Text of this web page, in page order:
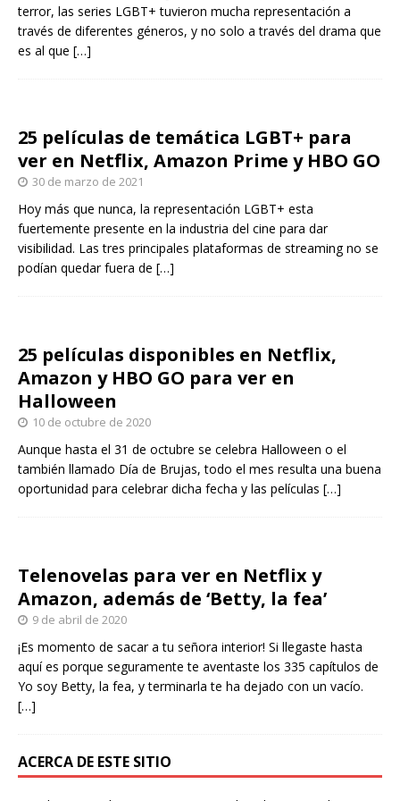
terror, las series LGBT+ tuvieron mucha representación a
través de diferentes géneros, y no solo a través del drama que
es al que […]
25 películas de temática LGBT+ para
ver en Netflix, Amazon Prime y HBO GO
30 de marzo de 2021
Hoy más que nunca, la representación LGBT+ esta
fuertemente presente en la industria del cine para dar
visibilidad. Las tres principales plataformas de streaming no se
podían quedar fuera de […]
25 películas disponibles en Netflix,
Amazon y HBO GO para ver en
Halloween
10 de octubre de 2020
Aunque hasta el 31 de octubre se celebra Halloween o el
también llamado Día de Brujas, todo el mes resulta una buena
oportunidad para celebrar dicha fecha y las películas […]
Telenovelas para ver en Netflix y
Amazon, además de ‘Betty, la fea’
9 de abril de 2020
¡Es momento de sacar a tu señora interior! Si llegaste hasta
aquí es porque seguramente te aventaste los 335 capítulos de
Yo soy Betty, la fea, y terminarla te ha dejado con un vacío.
[…]
ACERCA DE ESTE SITIO